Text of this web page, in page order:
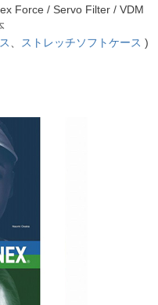
Force / Servo Filter / VDM
ストレッチソフトケース )